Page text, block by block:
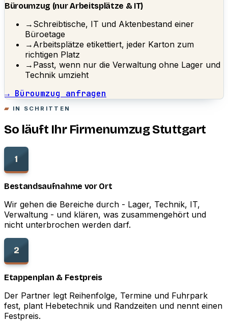
Büroumzug (nur Arbeitsplätze & IT)
→ Schreibtische, IT und Aktenbestand einer
Büroetage
→ Arbeitsplätze etikettiert, jeder Karton zum
richtigen Platz
→ Passt, wenn nur die Verwaltung ohne Lager und
Technik umzieht
→ Büroumzug anfragen
IN SCHRITTEN
So läuft Ihr Firmenumzug Stuttgart
1
Bestandsaufnahme vor Ort
Wir gehen die Bereiche durch - Lager, Technik, IT,
Verwaltung - und klären, was zusammengehört und
nicht unterbrochen werden darf.
2
Etappenplan & Festpreis
Der Partner legt Reihenfolge, Termine und Fuhrpark
fest, plant Hebetechnik und Randzeiten und nennt einen
Festpreis.